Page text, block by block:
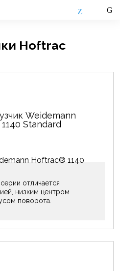
Hoftraс
Hoftrac® 1140
отличается
низким центром
поворота.